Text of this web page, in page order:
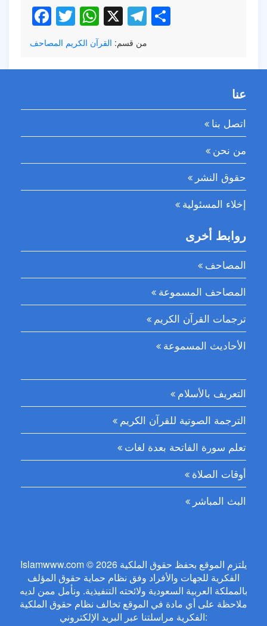
Facebook
Twitter
WhatsApp
X Telegram
من قسم: القرآن الكريم المصاحف
عنا
اتصل بنا
من نحن
حقوق النشر
إخلاء المسئولية
روابط أخرى
المصاحف
المصاحف المسموعة
ترجمات القرآن الكريم
الأحاديث المسموعة
التعريف بالأسلام
الترجمة الصوتية للقرآن الكريم
تعلم سورة الفاتحة بعدة لغات
أوقات الصلاة
البث المباشر
Islamwww.com © 2026 يلتزم الموقع بحفظ حقوق الملكية
الفكرية للجهات والأفراد وفق نظام حماية حقوق المؤلف
بالمملكة العربية السعودية ولائحته التنفيذية. ونأمل ممن لديه
ملاحظة على أي مادة في الموقع تخالف نظام حقوق الملكية
الفكرية مراسلتنا عبر البريد الإلكتروني: